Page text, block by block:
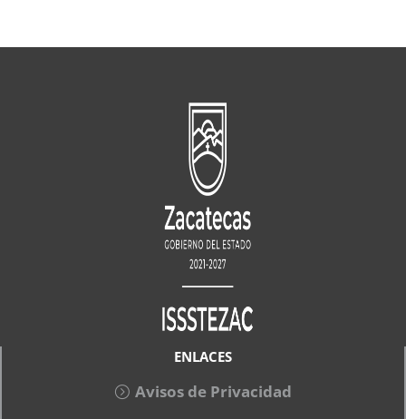
ENLACES
Avisos de Privacidad